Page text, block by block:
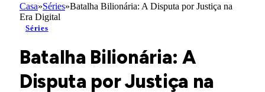
Casa»Séries»Batalha Bilionária: A Disputa por Justiça na
Era Digital
Séries
Batalha Bilionária: A
Disputa por Justiça na